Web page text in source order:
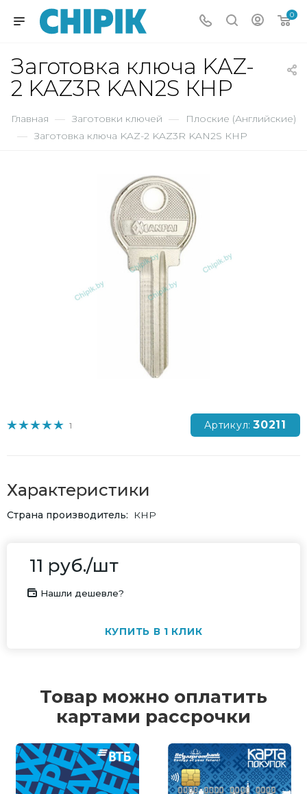
0
Заготовка ключа KAZ-
2 KAZ3R KAN2S КНР
Главная — Заготовки ключей — Плоские (Английские)
— Заготовка ключа KAZ-2 KAZ3R KAN2S КНР
1 Артикул: 30211
Характеристики
Страна производитель КНР
11 руб./шт
Нашли дешевле?
КУПИТЬ В 1 КЛИК
Товар можно оплатить
картами рассрочки